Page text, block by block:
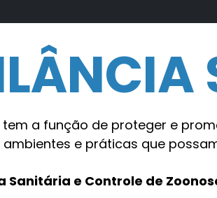
tem a função de proteger e
e práticas que
Sanitária e Controle de